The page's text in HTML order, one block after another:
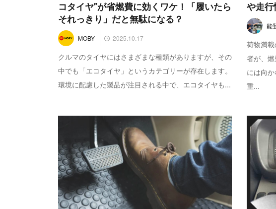
コタイヤ”が省燃費に効くワケ！「履いたら
それっきり」だと無駄になる？
MOBY 2025.10.17
クルマのタイヤにはさまざまな種類がありますが、その
中でも「エコタイヤ」というカテゴリーが存在します。
環境に配慮した製品が注目される中で、エコタイヤも...
や走行
能
荷物満
者が、
には向
重...